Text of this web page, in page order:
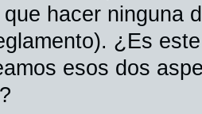
hacer ninguna
¿Es
esos dos